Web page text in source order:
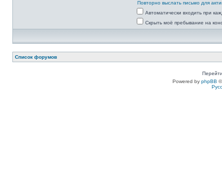
Повторно выслать письмо для
Автоматически входить при
Скрыть моё пребывание на
Список форумов
Powered by phpBB